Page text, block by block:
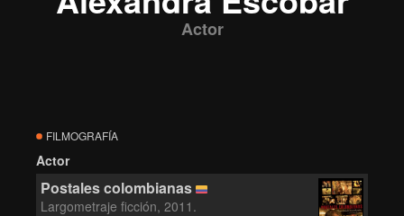
Actor
FILMOGRAFÍA
Actor
Postales colombianas
Largometraje ficción, 2011.